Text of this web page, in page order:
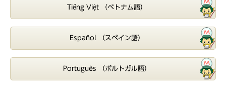
Tiếng Việt （ベトナム語）
Español （スペイン語）
Português （ポルトガル語）